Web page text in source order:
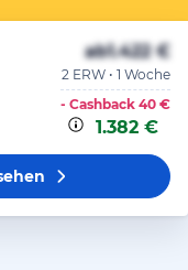
ab1.422 €
2 ERW • 1 Woche
- Cashback 40 €
1.382 €